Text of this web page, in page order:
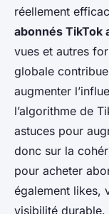
réellement
abonnés TikTok
vues et autres
globale
augmenter
l’algorithme de
astuces pour
donc sur la
pour acheter
également likes,
visibilité durable.